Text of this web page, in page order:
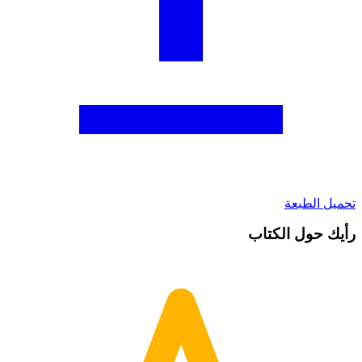
تحميل الطبعة
رأيك حول الكتاب